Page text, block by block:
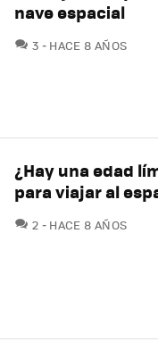
nave espacial
3 COMENTARIOS
HACE 8 AÑOS
¿Hay una edad
para viajar al
2 COMENTARIOS
HACE 8 AÑOS